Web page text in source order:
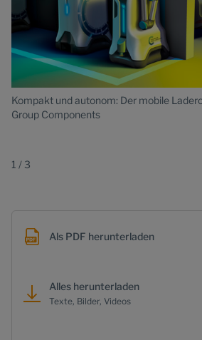
Kompakt und autonom: Der mobile
Group Components
1 / 3
Als PDF herunterladen
Alles herunterladen
Texte, Bilder, Videos